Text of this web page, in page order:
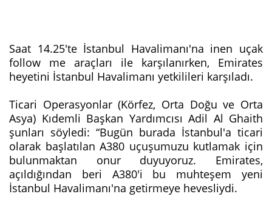
Saat 14.25'te İstanbul Havalimanı'na inen uçak
follow me araçları ile karşılanırken, Emirates
heyetini İstanbul Havalimanı yetkilileri karşıladı.
Ticari Operasyonlar (Körfez, Orta Doğu ve Orta
Asya) Kıdemli Başkan Yardımcısı Adil Al Ghaith
şunları söyledi: “Bugün burada İstanbul'a ticari
olarak başlatılan A380 uçuşumuzu kutlamak için
bulunmaktan onur duyuyoruz. Emirates,
açıldığından beri A380'i bu muhteşem yeni
İstanbul Havalimanı'na getirmeye hevesliydi.